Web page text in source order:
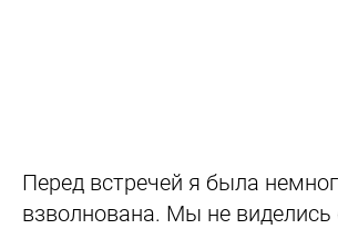
Перед встречей я была
взволнована. Мы не виделись